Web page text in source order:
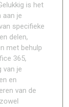
is het
aan je
specifieke
delen,
met behulp
365,
van je
en
van de